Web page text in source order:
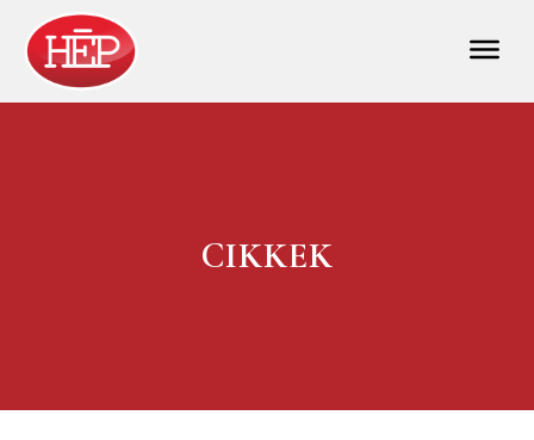
CIKKEK